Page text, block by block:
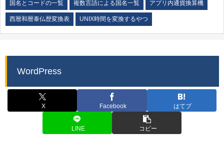
国名とコードの一覧 複数言語による国名一覧 アプリ内通貨換算機
西暦和暦泰仏歴変換表 UNIX時間を変換するやつ
WordPress
X Facebook はてブ
LINE コピー